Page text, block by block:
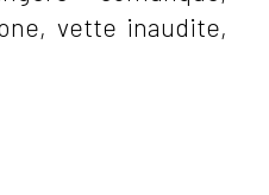
vette inaudite,